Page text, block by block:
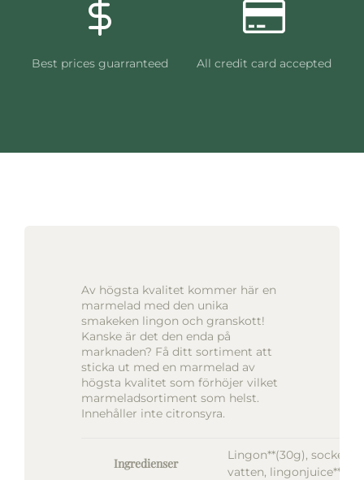
Best prices guarranteed All credit card accepted
Av högsta kvalitet kommer här en
marmelad med den unika
smakeken lingon och granskott!
Kanske är det den enda på
marknaden? Få ditt sortiment att
sticka ut med en marmelad av
högsta kvalitet som förhöjer vilket
marmeladsortiment som helst.
Innehåller inte citronsyra.
Ingredienser
Lingon**(30g), socker,
vatten,